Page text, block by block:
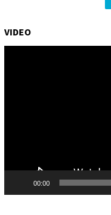
VIDEO
00:00